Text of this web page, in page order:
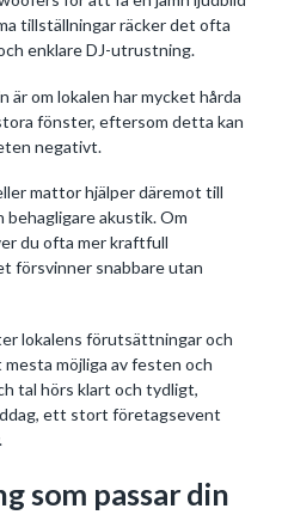
tillställningar räcker det ofta
enklare DJ-utrustning.
om lokalen har mycket hårda
fönster, eftersom detta kan
negativt.
mattor hjälper däremot till
behagligare akustik. Om
du ofta mer kraftfull
försvinner snabbare utan
lokalens förutsättningar och
möjliga av festen och
tal hörs klart och tydligt,
ett stort företagsevent
som passar din